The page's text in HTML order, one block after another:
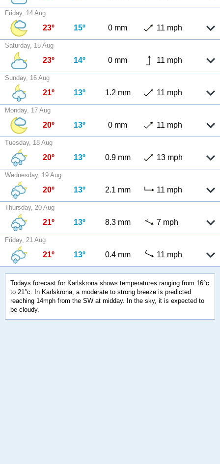
Friday, 14 Aug
23º 15º 0 mm 11 mph
Saturday, 15 Aug
23º 14º 0 mm 11 mph
Sunday, 16 Aug
21º 13º 1.2 mm 11 mph
Monday, 17 Aug
20º 13º 0 mm 11 mph
Tuesday, 18 Aug
20º 13º 0.9 mm 13 mph
Wednesday, 19 Aug
20º 13º 2.1 mm 11 mph
Thursday, 20 Aug
21º 13º 8.3 mm 7 mph
Friday, 21 Aug
21º 13º 0.4 mm 11 mph
Todays forecast for Karlskrona shows temperatures ranging from 16°c
to 21°c. In Karlskrona, a moderate to strong breeze is predicted
reaching 14mph from the SW at midday. In the sky, it is expected to
be cloudy.